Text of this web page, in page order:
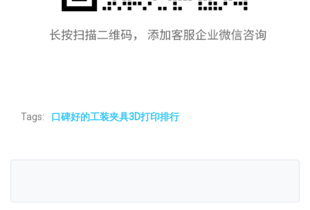
Tags: 口碑好的工装夹具3D打印排行